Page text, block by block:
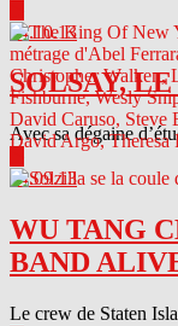
04.10.13
SOLSAY,
Avec sa dégaine
04.09.13
WU TANG
BAND
Le crew de Staten